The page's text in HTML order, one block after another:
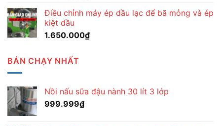
Điều chỉnh máy ép dầu lạc để bã mỏng và ép
kiệt dầu
1.650.000₫
BÁN CHẠY NHẤT
Nồi nấu sữa đậu nành 30 lít 3 lớp
999.999₫